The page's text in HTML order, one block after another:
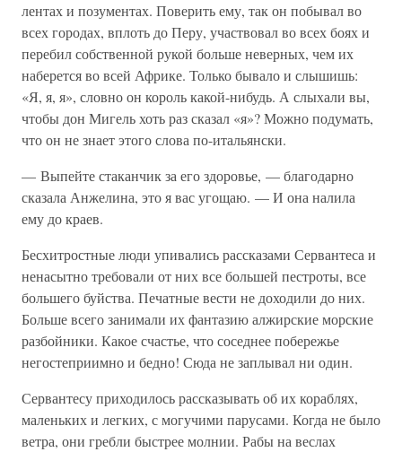
лентах и позументах. Поверить ему, так он побывал во
всех городах, вплоть до Перу, участвовал во всех боях и
перебил собственной рукой больше неверных, чем их
наберется во всей Африке. Только бывало и слышишь:
«Я, я, я», словно он король какой-нибудь. А слыхали вы,
чтобы дон Мигель хоть раз сказал «я»? Можно подумать,
что он не знает этого слова по-итальянски.
— Выпейте стаканчик за его здоровье, — благодарно
сказала Анжелина, это я вас угощаю. — И она налила
ему до краев.
Бесхитростные люди упивались рассказами Сервантеса и
ненасытно требовали от них все большей пестроты, все
большего буйства. Печатные вести не доходили до них.
Больше всего занимали их фантазию алжирские морские
разбойники. Какое счастье, что соседнее побережье
негостеприимно и бедно! Сюда не заплывал ни один.
Сервантесу приходилось рассказывать об их кораблях,
маленьких и легких, с могучими парусами. Когда не было
ветра, они гребли быстрее молнии. Рабы на веслах